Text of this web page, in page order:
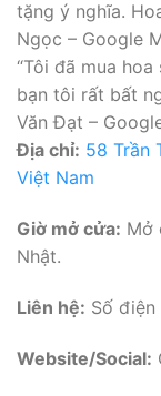
tặng ý nghĩa.
Ngọc – Google
“Tôi đã mua
bạn tôi rất bất
Văn Đạt –
Địa chỉ: 58 Trần
Việt Nam
Giờ mở cửa: Mở
Nhật.
Liên hệ: Số
Website/Social: